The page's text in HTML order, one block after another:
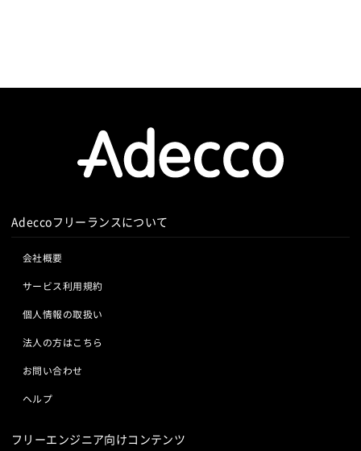
Adeccoフリーランスについて
会社概要
サービス利用規約
個人情報の取扱い
法人の方はこちら
お問い合わせ
ヘルプ
フリーエンジニア向けコンテンツ